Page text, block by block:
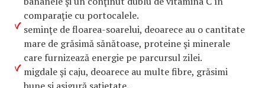
comparaţie cu portocalele.
seminţe de floarea-soarelui, deoarece au o cantitate
mare de grăsimă sănătoase, proteine şi minerale
care furnizează energie pe parcursul zilei.
migdale şi caju, deoarece au multe fibre, grăsimi